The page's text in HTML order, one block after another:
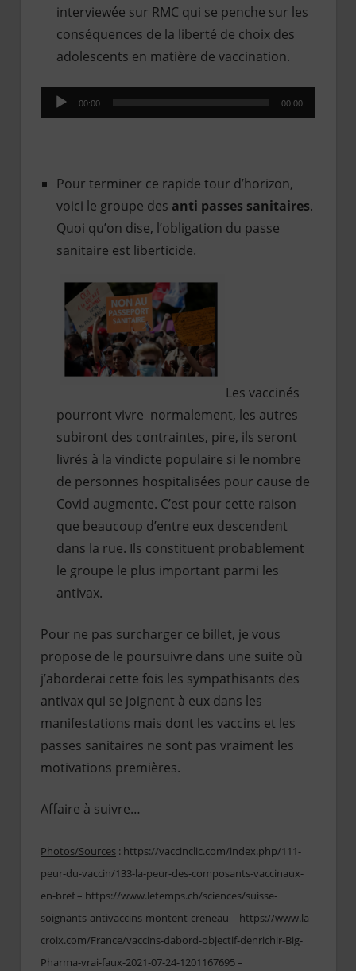
interviewée sur RMC qui se penche sur les
conséquences de la liberté de choix des
adolescents en matière de vaccination.
Lecteur
audio
00:00 00:00
Pour terminer ce rapide tour d’horizon,
voici le groupe des anti passes sanitaires.
Quoi qu’on dise, l’obligation du passe
sanitaire est liberticide.
Les vaccinés
pourront vivre normalement, les autres
subiront des contraintes, pire, ils seront
livrés à la vindicte populaire si le nombre
de personnes hospitalisées pour cause de
Covid augmente. C’est pour cette raison
que beaucoup d’entre eux descendent
dans la rue. Ils constituent probablement
le groupe le plus important parmi les
antivax.
Pour ne pas surcharger ce billet, je vous
propose de le poursuivre dans une suite où
j’aborderai cette fois les sympathisants des
antivax qui se joignent à eux dans les
manifestations mais dont les vaccins et les
passes sanitaires ne sont pas vraiment les
motivations premières.
Affaire à suivre…
Photos/Sources : https://vaccinclic.com/index.php/111-
peur-du-vaccin/133-la-peur-des-composants-vaccinaux-
en-bref – https://www.letemps.ch/sciences/suisse-
soignants-antivaccins-montent-creneau – https://www.la-
croix.com/France/vaccins-dabord-objectif-denrichir-Big-
Pharma-vrai-faux-2021-07-24-1201167695 –